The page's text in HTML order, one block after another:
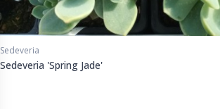
Sedeveria
Sedeveria 'Spring Jade'